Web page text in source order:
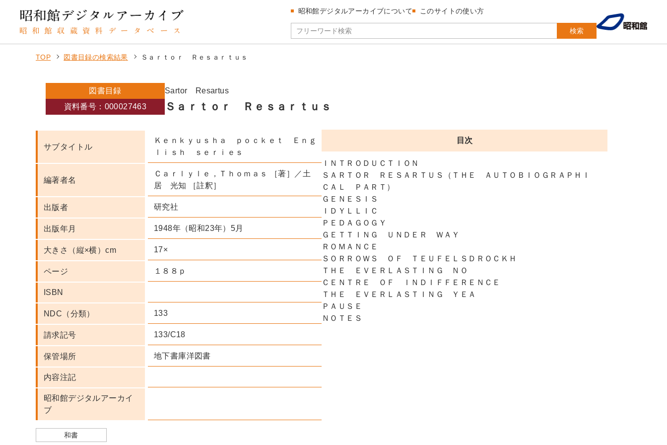
検索
昭和館デジタルアーカイブについて このサイトの使い方
TOP 図書目録の検索結果 Ｓａｒｔｏｒ Ｒｅｓａｒｔｕｓ
図書目録
Sartor Resartus
資料番号：000027463
Ｓａｒｔｏｒ Ｒｅｓａｒｔｕｓ
サブタイトル
Ｋｅｎｋｙｕｓｈａ ｐｏｃｋｅｔ Ｅｎｇ
ｌｉｓｈ ｓｅｒｉｅｓ
編著者名
Ｃａｒｌｙｌｅ，Ｔｈｏｍａｓ ［著］／土
居 光知 ［註釈］
出版者 研究社
出版年月 1948年（昭和23年）5月
大きさ（縦×横）cm 17×
ページ １８８ｐ
ISBN
NDC（分類） 133
請求記号 133/C18
保管場所 地下書庫洋図書
内容注記
昭和館デジタルアーカイ
ブ
和書
目次
ＩＮＴＲＯＤＵＣＴＩＯＮ
ＳＡＲＴＯＲ ＲＥＳＡＲＴＵＳ（ＴＨＥ ＡＵＴＯＢＩＯＧＲＡＰＨＩ
ＣＡＬ ＰＡＲＴ）
ＧＥＮＥＳＩＳ
ＩＤＹＬＬＩＣ
ＰＥＤＡＧＯＧＹ
ＧＥＴＴＩＮＧ ＵＮＤＥＲ ＷＡＹ
ＲＯＭＡＮＣＥ
ＳＯＲＲＯＷＳ ＯＦ ＴＥＵＦＥＬＳＤＲＯＣＫＨ
ＴＨＥ ＥＶＥＲＬＡＳＴＩＮＧ ＮＯ
ＣＥＮＴＲＥ ＯＦ ＩＮＤＩＦＦＥＲＥＮＣＥ
ＴＨＥ ＥＶＥＲＬＡＳＴＩＮＧ ＹＥＡ
ＰＡＵＳＥ
ＮＯＴＥＳ